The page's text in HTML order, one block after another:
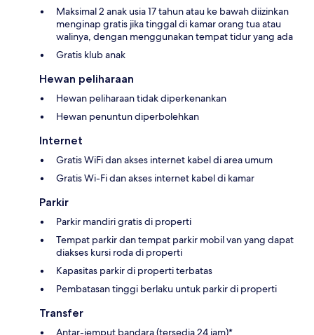
Maksimal 2 anak usia 17 tahun atau ke bawah diizinkan
menginap gratis jika tinggal di kamar orang tua atau
walinya, dengan menggunakan tempat tidur yang ada
Gratis klub anak
Hewan peliharaan
Hewan peliharaan tidak diperkenankan
Hewan penuntun diperbolehkan
Internet
Gratis WiFi dan akses internet kabel di area umum
Gratis Wi-Fi dan akses internet kabel di kamar
Parkir
Parkir mandiri gratis di properti
Tempat parkir dan tempat parkir mobil van yang dapat
diakses kursi roda di properti
Kapasitas parkir di properti terbatas
Pembatasan tinggi berlaku untuk parkir di properti
Transfer
Antar-jemput bandara (tersedia 24 jam)*